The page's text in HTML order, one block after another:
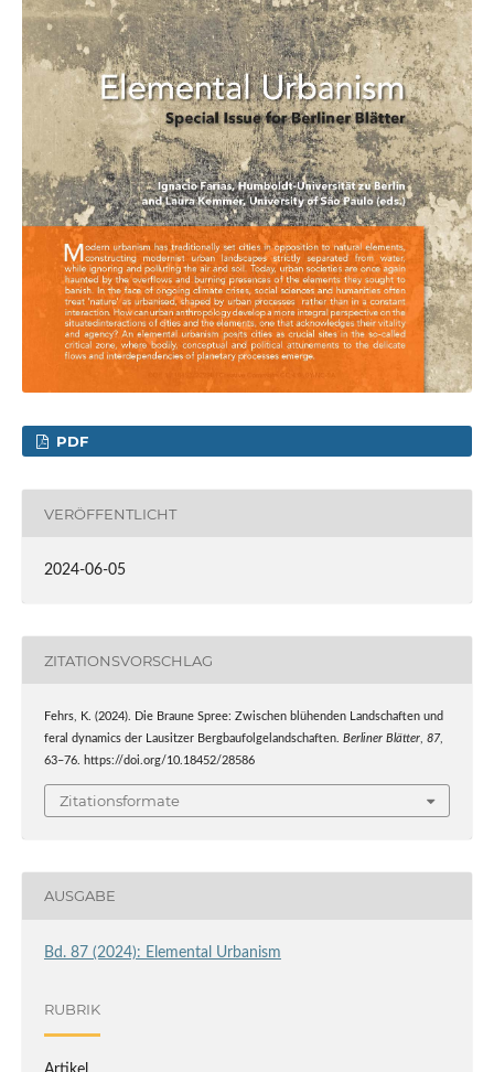
PDF
VERÖFFENTLICHT
2024-06-05
ZITATIONSVORSCHLAG
Fehrs, K. (2024). Die Braune Spree: Zwischen blühenden Landschaften und
feral dynamics der Lausitzer Bergbaufolgelandschaften. Berliner Blätter, 87,
63–76. https://doi.org/10.18452/28586
Zitationsformate
AUSGABE
Bd. 87 (2024): Elemental Urbanism
RUBRIK